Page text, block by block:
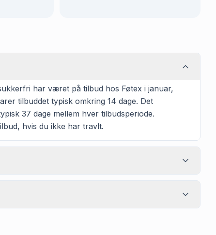
har været på tilbud hos Føtex i januar,
tilbuddet typisk omkring 14 dage. Det
37 dage mellem hver tilbudsperiode.
hvis du ikke har travlt.